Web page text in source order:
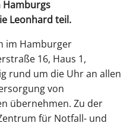
Hamburgs
Leonhard teil.
im Hamburger
16, Haus 1,
rund um die Uhr an allen
von
übernehmen. Zu der
für Notfall- und